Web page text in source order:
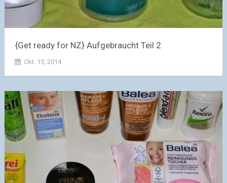
{Get ready for NZ} Aufgebraucht Teil 2
Okt. 15, 2014